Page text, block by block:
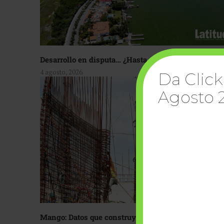
Desarrollo en disputa… ¿Hasta dónde crecer?
4 agosto, 2026
Mango: Datos que construyen confianza
Da
Agosto